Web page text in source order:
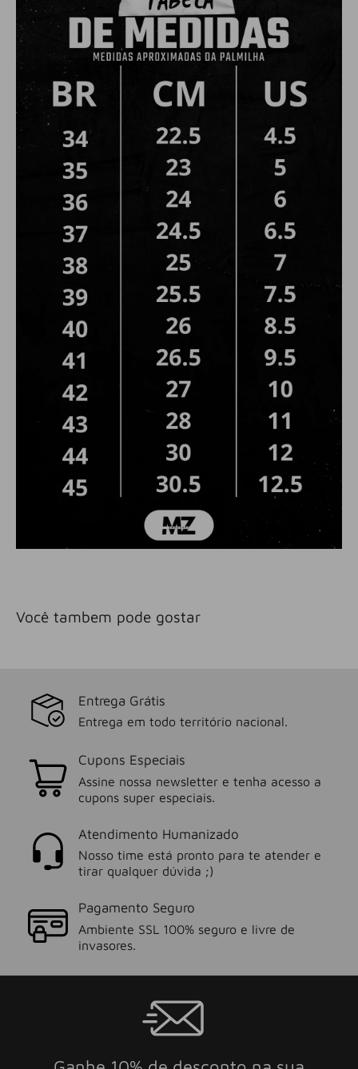
Você tambem pode gostar
Entrega Grátis
Entrega em todo território nacional.
Cupons Especiais
Assine nossa newsletter e tenha acesso a
cupons super especiais.
Atendimento Humanizado
Nosso time está pronto para te atender e
tirar qualquer dúvida ;)
Pagamento Seguro
Ambiente SSL 100% seguro e livre de
invasores.